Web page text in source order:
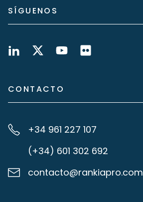
SÍGUENOS
CONTACTO
+34 961 227 107
(+34) 601 302 692
contacto@rankiapro.com